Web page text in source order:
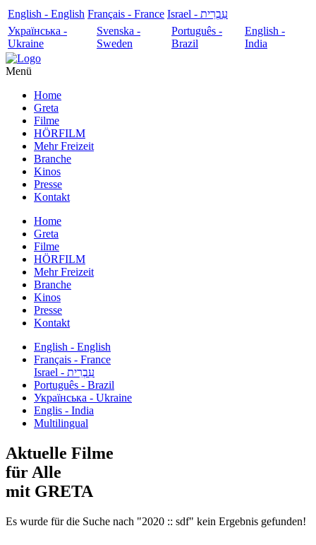
English - English Français - France
עִבְרִית - Israel
Українська -
Ukraine
Svenska -
Sweden
Português -
Brazil
English -
India
Menü
Home
Greta
Filme
HÖRFILM
Mehr Freizeit
Branche
Kinos
Presse
Kontakt
Home
Greta
Filme
HÖRFILM
Mehr Freizeit
Branche
Kinos
Presse
Kontakt
English - English
Français - France
עִבְרִית - Israel
Português - Brazil
Українська - Ukraine
Englis - India
Multilingual
Aktuelle Filme
für Alle
mit GRETA
Es wurde für die Suche nach "2020 :: sdf" kein Ergebnis gefunden!